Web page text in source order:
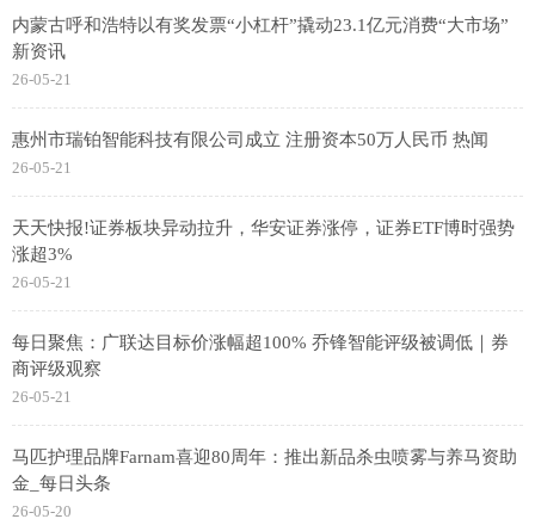
内蒙古呼和浩特以有奖发票“小杠杆”撬动23.1亿元消费“大市场”
新资讯
26-05-21
惠州市瑞铂智能科技有限公司成立 注册资本50万人民币 热闻
26-05-21
天天快报!证券板块异动拉升，华安证券涨停，证券ETF博时强势
涨超3%
26-05-21
每日聚焦：广联达目标价涨幅超100% 乔锋智能评级被调低｜券
商评级观察
26-05-21
马匹护理品牌Farnam喜迎80周年：推出新品杀虫喷雾与养马资助
金_每日头条
26-05-20